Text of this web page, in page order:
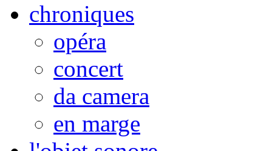
chroniques
opéra
concert
da camera
en marge